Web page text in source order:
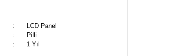
:
LCD Panel
:
Pilli
: 1 Yıl